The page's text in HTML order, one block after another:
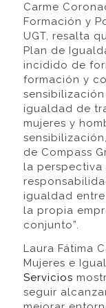
Carme
Formación y
UGT, resalta
Plan de
incidido de
formación y
igualdad de
mujeres y
de Compass
la perspectiva
igualdad
la propia
conjunto”.
Laura Fátima
Mujeres e
Servicios
seguir